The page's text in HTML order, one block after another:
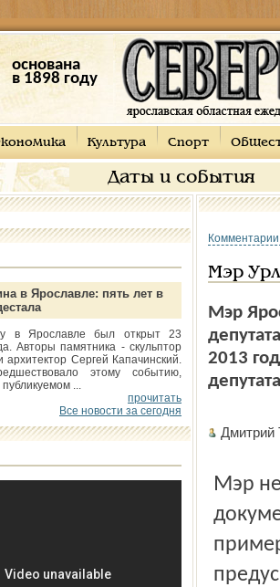
основана
в 1898 году
Культура Спорт
Даты и события
в Ярославле: пять лет в
в Ярославле был открыт 23
Авторы памятника - скульптор
архитектор Сергей Капачинский.
этому событию,
...
прочитать
Все новости за сегодня
Мэр
Мэр
2013
Мэр не согласен с принятым главным финансовым